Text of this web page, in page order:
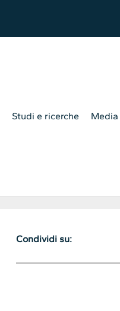
Studi e ricerche Media
Condividi su: